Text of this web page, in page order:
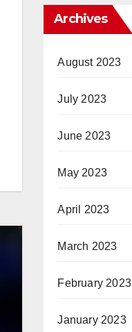
Archives
August 2023
July 2023
June 2023
May 2023
April 2023
March 2023
February 2023
January 2023